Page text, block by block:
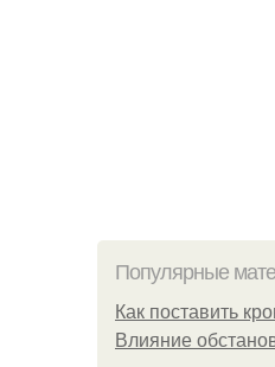
Популярные
Как поставить
Влияние